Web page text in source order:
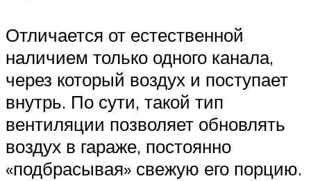
Отличается от естественной
наличием только одного канала,
через который воздух и поступает
внутрь. По сути, такой тип
вентиляции позволяет обновлять
воздух в гараже, постоянно
«подбрасывая» свежую его порцию.